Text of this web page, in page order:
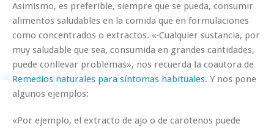
Asimismo, es preferible, siempre que se pueda, consumir
alimentos saludables en la comida que en formulaciones
como concentrados o extractos. «·Cualquier sustancia, por
muy saludable que sea, consumida en grandes cantidades,
puede conllevar problemas», nos recuerda la coautora de
Remedios naturales para síntomas habituales. Y nos pone
algunos ejemplos:
«Por ejemplo, el extracto de ajo o de carotenos puede